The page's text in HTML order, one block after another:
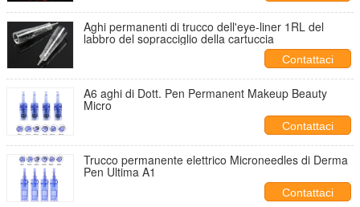
Aghi permanenti di trucco dell'eye-liner 1RL del
labbro del sopracciglio della cartuccia
Contattaci
A6 aghi di Dott. Pen Permanent Makeup Beauty
Micro
Contattaci
Trucco permanente elettrico Microneedles di Derma
Pen Ultima A1
Contattaci